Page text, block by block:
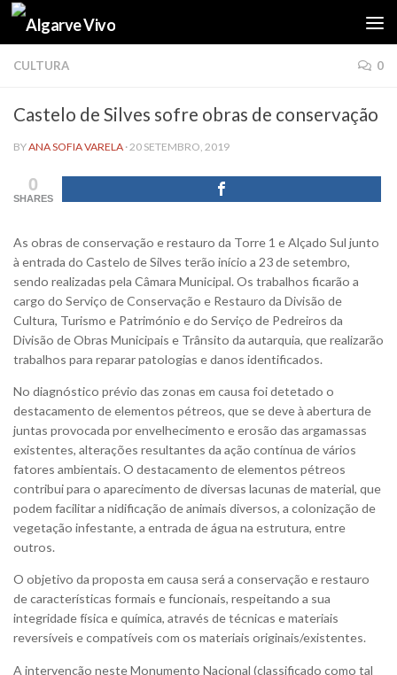
Skip to content
CULTURA 0
Castelo de Silves sofre obras de conservação
BYANA SOFIA VARELA ·20 SETEMBRO, 2019
0
SHARES
As obras de conservação e restauro da Torre 1 e Alçado Sul junto
à entrada do Castelo de Silves terão início a 23 de setembro,
sendo realizadas pela Câmara Municipal. Os trabalhos ficarão a
cargo do Serviço de Conservação e Restauro da Divisão de
Cultura, Turismo e Património e do Serviço de Pedreiros da
Divisão de Obras Municipais e Trânsito da autarquia, que realizarão
trabalhos para reparar patologias e danos identificados.
No diagnóstico prévio das zonas em causa foi detetado o
destacamento de elementos pétreos, que se deve à abertura de
juntas provocada por envelhecimento e erosão das argamassas
existentes, alterações resultantes da ação contínua de vários
fatores ambientais. O destacamento de elementos pétreos
contribui para o aparecimento de diversas lacunas de material, que
podem facilitar a nidificação de animais diversos, a colonização de
vegetação infestante, a entrada de água na estrutura, entre
outros.
O objetivo da proposta em causa será a conservação e restauro
de características formais e funcionais, respeitando a sua
integridade física e química, através de técnicas e materiais
reversíveis e compatíveis com os materiais originais/existentes.
A intervenção neste Monumento Nacional (classificado como tal